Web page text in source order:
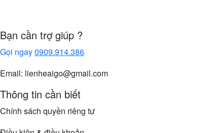
Bạn cần trợ giúp ?
Gọi ngay0909.914.386
Email: lienheaigo@gmail.com
Thông tin cần biết
Chính sách quyền riêng tư